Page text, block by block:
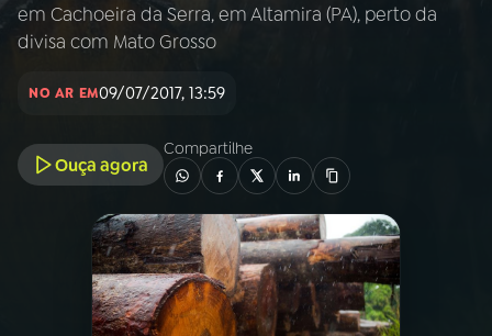
01INÍCIO
03PROGRAMAÇÃO
PROGRAMAS
PODCASTS
em Cachoeira da Serra, em Altamira (PA), perto da
divisa com Mato Grosso
NO AR EM09/07/2017, 13:59
Ouça agora
Compartilhe